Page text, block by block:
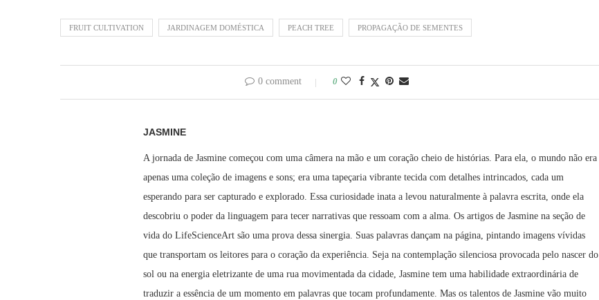
FRUIT CULTIVATION JARDINAGEM DOMÉSTICA PEACH TREE PROPAGAÇÃO DE SEMENTES
0 comment 0
JASMINE
A jornada de Jasmine começou com uma câmera na mão e um coração cheio de histórias. Para ela, o mundo não era
apenas uma coleção de imagens e sons; era uma tapeçaria vibrante tecida com detalhes intrincados, cada um
esperando para ser capturado e explorado. Essa curiosidade inata a levou naturalmente à palavra escrita, onde ela
descobriu o poder da linguagem para tecer narrativas que ressoam com a alma. Os artigos de Jasmine na seção de
vida do LifeScienceArt são uma prova dessa sinergia. Suas palavras dançam na página, pintando imagens vívidas
que transportam os leitores para o coração da experiência. Seja na contemplação silenciosa provocada pelo nascer do
sol ou na energia eletrizante de uma rua movimentada da cidade, Jasmine tem uma habilidade extraordinária de
traduzir a essência de um momento em palavras que tocam profundamente. Mas os talentos de Jasmine vão muito